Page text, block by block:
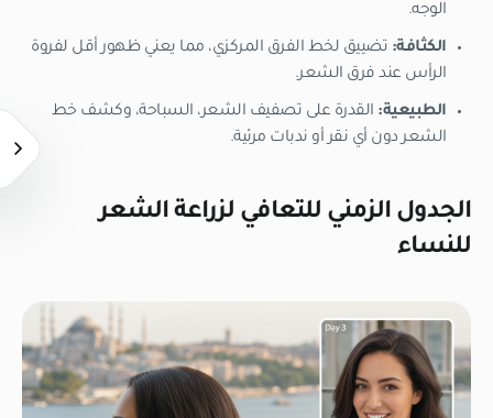
الوجه.
الكثافة: تضييق لخط الفرق المركزي، مما يعني ظهور أقل لفروة
الرأس عند فرق الشعر.
الطبيعية: القدرة على تصفيف الشعر، السباحة، وكشف خط
الشعر دون أي نقر أو ندبات مرئية.
الجدول الزمني للتعافي لزراعة الشعر
للنساء